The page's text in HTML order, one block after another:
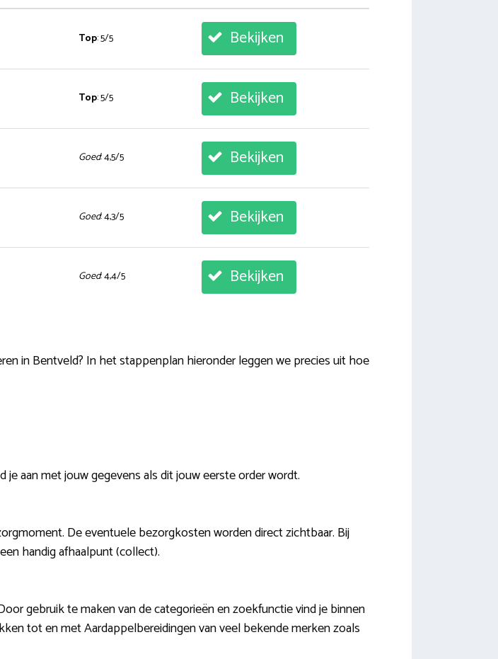
Top: 5/5 Bekijken
Top: 5/5 Bekijken
Goed: 4,5/5 Bekijken
Goed: 4,3/5 Bekijken
Goed: 4,4/5 Bekijken
in Bentveld? In het stappenplan hieronder leggen we precies uit hoe
aan met jouw gegevens als dit jouw eerste order wordt.
De eventuele bezorgkosten worden direct zichtbaar. Bij
handig afhaalpunt (collect).
gebruik te maken van de categorieën en zoekfunctie vind je binnen
tot en met Aardappelbereidingen van veel bekende merken zoals